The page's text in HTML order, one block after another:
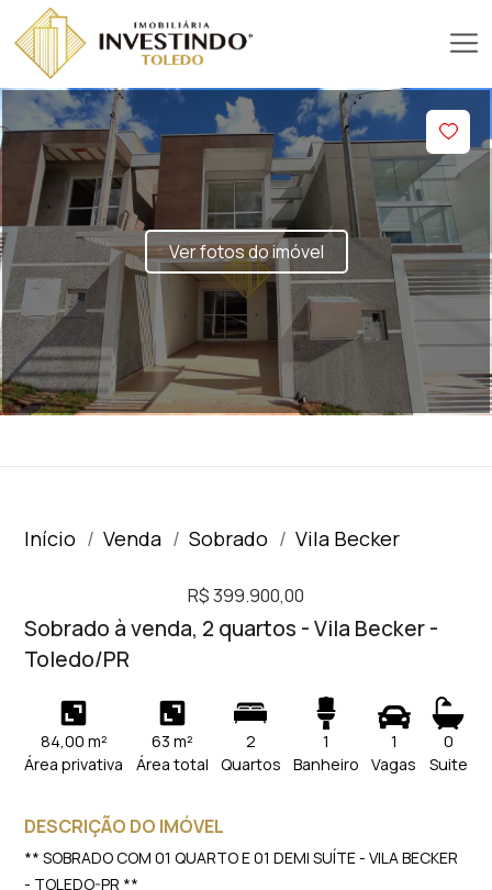
Ver fotos do imóvel
Início Venda Sobrado Vila Becker
R$ 399.900,00
Sobrado à venda, 2 quartos - Vila Becker -
Toledo/PR
84,00 m²
Área privativa
63 m²
Área total
2
Quartos
1
Banheiro
1
Vagas
0
Suite
DESCRIÇÃO DO IMÓVEL
** SOBRADO COM 01 QUARTO E 01 DEMI SUÍTE - VILA BECKER
- TOLEDO-PR **